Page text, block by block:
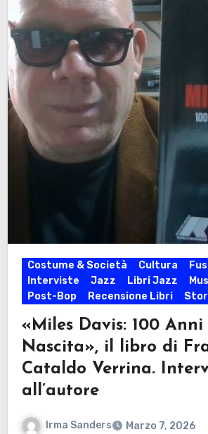
Costume & Società Cultura
Interviste
Jazz Libri Jazz
Post-Bop
Recensione Libri
«Miles Davis: 100
Nascita», il libro di
Cataldo Verrina.
all’autore
Irma Sanders Marzo 7, 2026